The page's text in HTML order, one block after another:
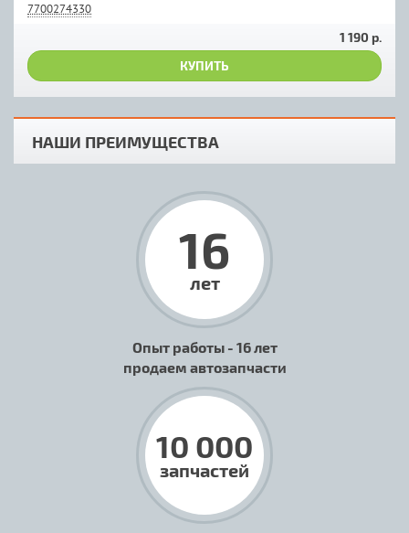
7700274330
1 190 р.
КУПИТЬ
НАШИ ПРЕИМУЩЕСТВА
16
лет
Опыт работы - 16 лет
продаем автозапчасти
10 000
запчастей